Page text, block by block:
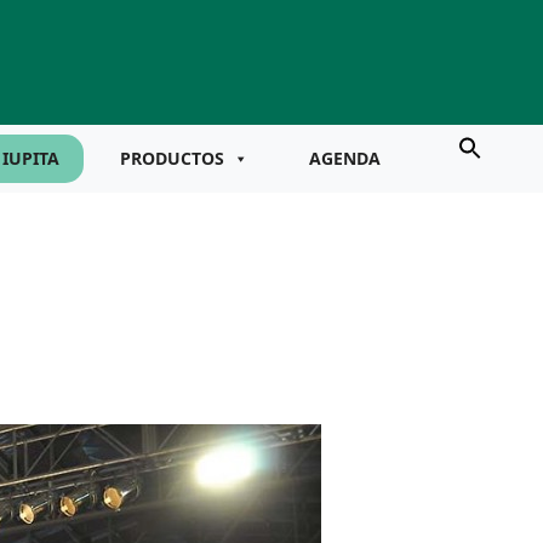
IUPITA PRODUCTOS AGENDA